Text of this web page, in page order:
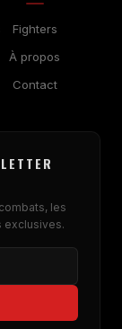
Fighters
À propos
Contact
les
exclusives.